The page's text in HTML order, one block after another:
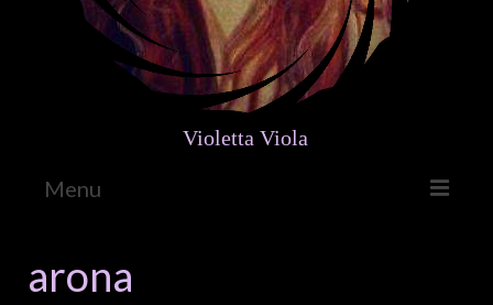
Violetta Viola
Menu
Galleria
arona